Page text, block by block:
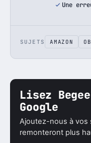
Une
SUJETS AMAZON
Lisez
Google
Ajoutez-nous à vos
remonteront plus